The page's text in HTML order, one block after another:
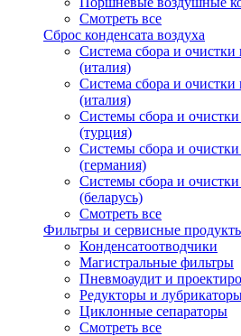
Смотреть все
Сброс конденсата воздуха
Система сбора и очистки
(италия)
Система сбора и очистки
(италия)
Системы сбора и очистки
(турция)
Системы сбора и очистки
(германия)
Системы сбора и очистки
(беларусь)
Смотреть все
Фильтры и сервисные
Конденсатоотводчики
Магистральные фильтры
Пневмоаудит и
Редукторы и
Циклонные сепараторы
Смотреть все